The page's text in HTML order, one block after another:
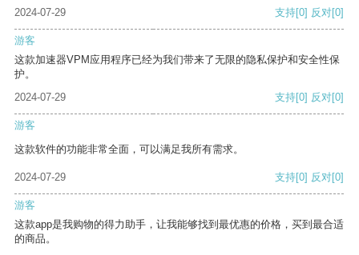
2024-07-29
支持[0] 反对[0]
游客
这款加速器VPM应用程序已经为我们带来了无限的隐私保护和安全性保
护。
2024-07-29
支持[0] 反对[0]
游客
这款软件的功能非常全面，可以满足我所有需求。
2024-07-29 支持[0] 反对[0]
游客
这款app是我购物的得力助手，让我能够找到最优惠的价格，买到最合适
的商品。